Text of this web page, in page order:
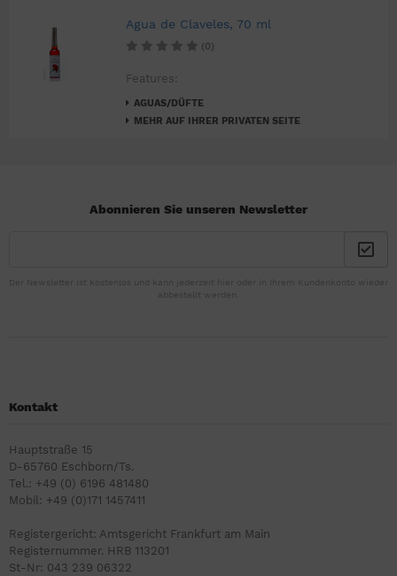
Agua de Claveles, 70 ml
(0)
Features:
AGUAS/DÜFTE
MEHR AUF IHRER PRIVATEN SEITE
Abonnieren Sie unseren Newsletter
Der Newsletter ist kostenlos und kann jederzeit hier oder in Ihrem Kundenkonto wieder
abbestellt werden.
Kontakt
Hauptstraße 15
D-65760 Eschborn/Ts.
Tel.: +49 (0) 6196 481480
Mobil: +49 (0)171 1457411
Registergericht: Amtsgericht Frankfurt am Main
Registernummer. HRB 113201
St-Nr: 043 239 06322